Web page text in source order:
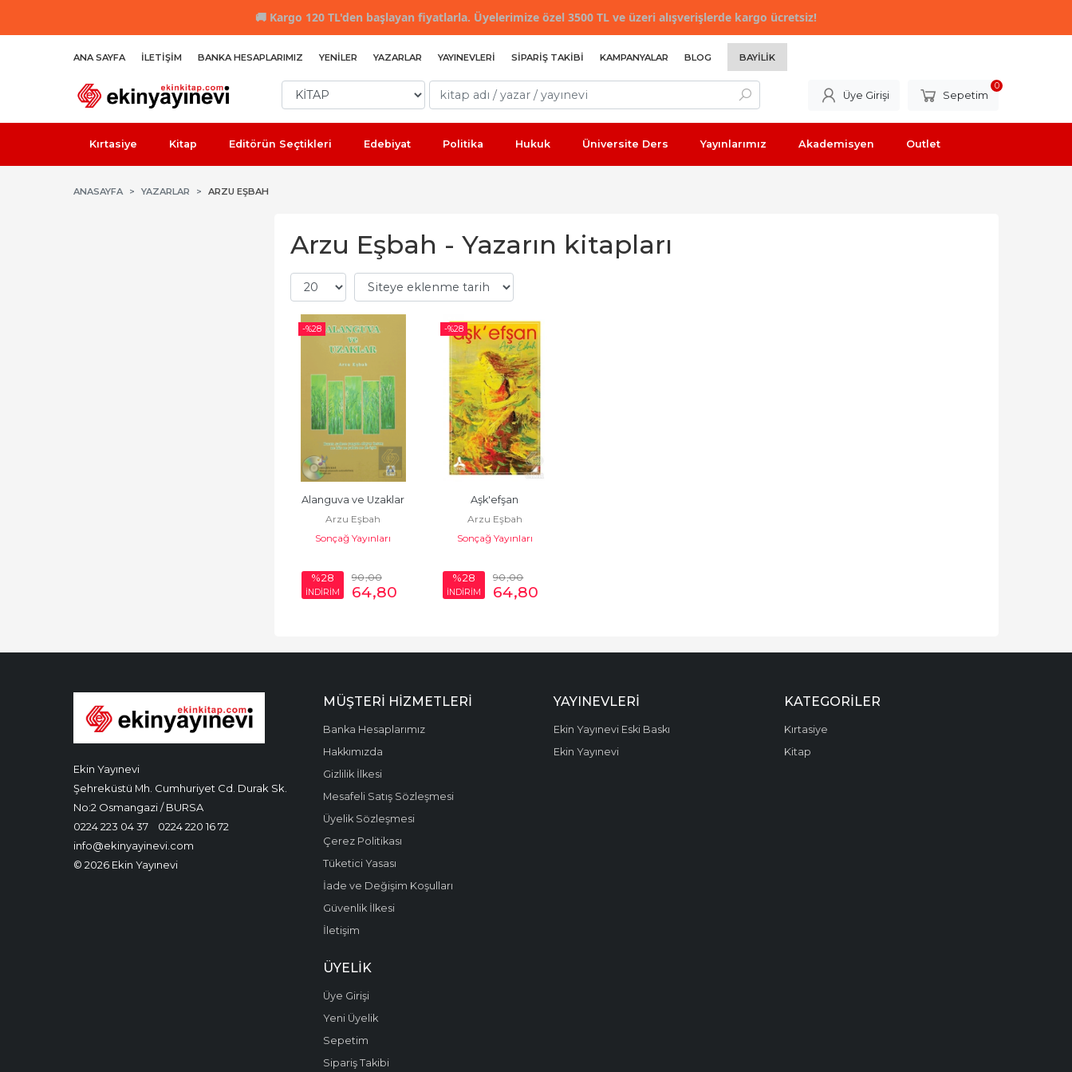
🚚 Kargo 120 TL'den başlayan fiyatlarla. Üyelerimize özel 3500 TL ve üzeri alışverişlerde kargo ücretsiz!
ANA SAYFA İLETIŞIM BANKA HESAPLARIMIZ YENILER YAZARLAR YAYINEVLERI SIPARIŞ TAKIBI KAMPANYALAR BLOG BAYILIK
Üye Girişi Sepetim
0
Kırtasiye Kitap Editörün Seçtikleri Edebiyat Politika Hukuk Üniversite Ders Yayınlarımız Akademisyen Outlet
ANASAYFA YAZARLAR ARZU EŞBAH
Arzu Eşbah - Yazarın kitapları
-%28
Alanguva ve Uzaklar
Arzu Eşbah
Sonçağ Yayınları
%28
İNDİRİM
90,00
64,80
-%28
Aşk'efşan
Arzu Eşbah
Sonçağ Yayınları
%28
İNDİRİM
90,00
64,80
Ekin Yayınevi
Şehreküstü Mh. Cumhuriyet Cd. Durak Sk.
No:2 Osmangazi / BURSA
0224 223 04 37
0224 220 16 72
info@ekinyayinevi.com
© 2026 Ekin Yayınevi
MÜŞTERI HIZMETLERI
Banka Hesaplarımız
Hakkımızda
Gizlilik İlkesi
Mesafeli Satış Sözleşmesi
Üyelik Sözleşmesi
Çerez Politikası
Tüketici Yasası
İade ve Değişim Koşulları
Güvenlik İlkesi
İletişim
YAYINEVLERI
Ekin Yayınevi Eski Baskı
Ekin Yayınevi
KATEGORILER
Kırtasiye
Kitap
ÜYELIK
Üye Girişi
Yeni Üyelik
Sepetim
Sipariş Takibi